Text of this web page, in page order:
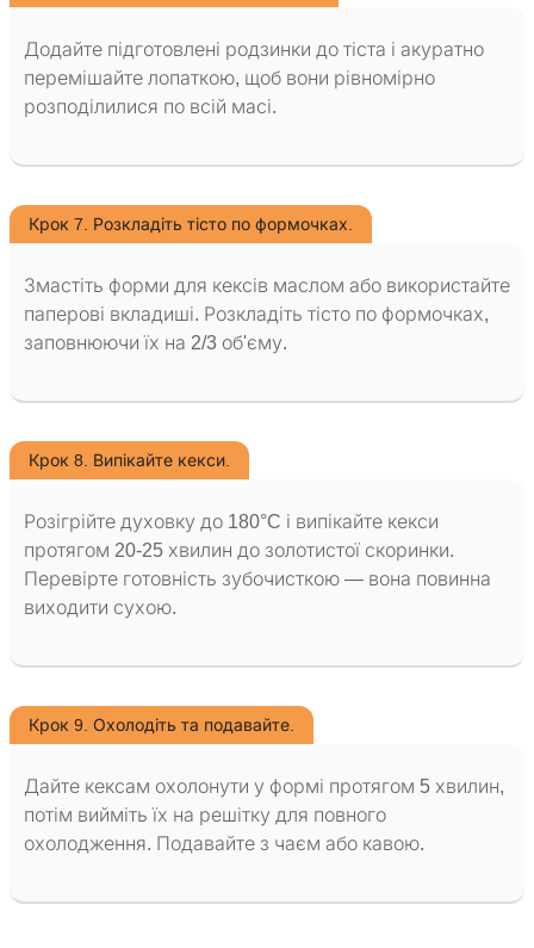
Додайте підготовлені родзинки до тіста і акуратно
перемішайте лопаткою, щоб вони рівномірно
розподілилися по всій масі.
Крок 7. Розкладіть тісто по формочках.
Змастіть форми для кексів маслом або використайте
паперові вкладиші. Розкладіть тісто по формочках,
заповнюючи їх на 2/3 об'єму.
Крок 8. Випікайте кекси.
Розігрійте духовку до 180°C і випікайте кекси
протягом 20-25 хвилин до золотистої скоринки.
Перевірте готовність зубочисткою — вона повинна
виходити сухою.
Крок 9. Охолодіть та подавайте.
Дайте кексам охолонути у формі протягом 5 хвилин,
потім вийміть їх на решітку для повного
охолодження. Подавайте з чаєм або кавою.